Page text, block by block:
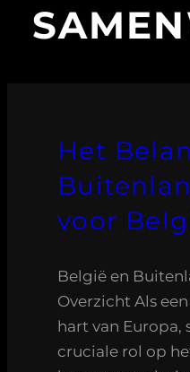
Het
voor
België en
Overzicht Als
hart van Europa,
cruciale rol op